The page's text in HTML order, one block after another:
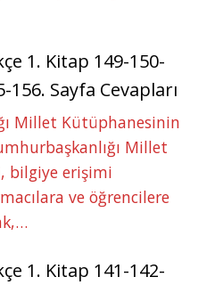
1. Kitap 149-150-
156. Sayfa Cevapları
Millet Kütüphanesinin
Millet
bilgiye erişimi
ve öğrencilere
1. Kitap 141-142-